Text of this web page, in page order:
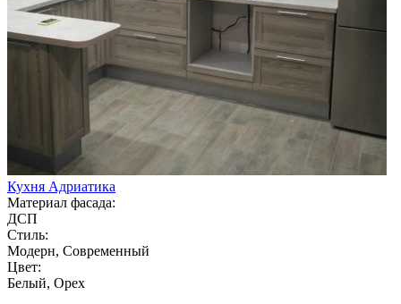
Кухня Адриатика
Материал фасада:
ДСП
Стиль:
Модерн, Современный
Цвет:
Белый, Орех